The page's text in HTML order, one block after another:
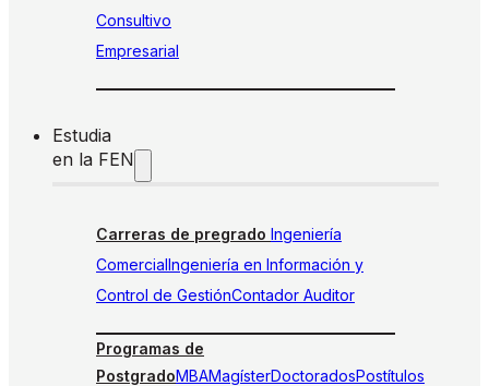
Consultivo
Empresarial
Estudia
en la FEN
Carreras de pregrado Ingeniería
ComercialIngeniería en Información y
Control de GestiónContador Auditor
Programas de
PostgradoMBAMagísterDoctoradosPostítulos